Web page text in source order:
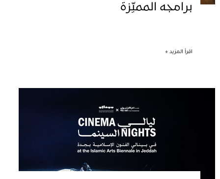
برامجه المميّزة
اقرأ المزيد +